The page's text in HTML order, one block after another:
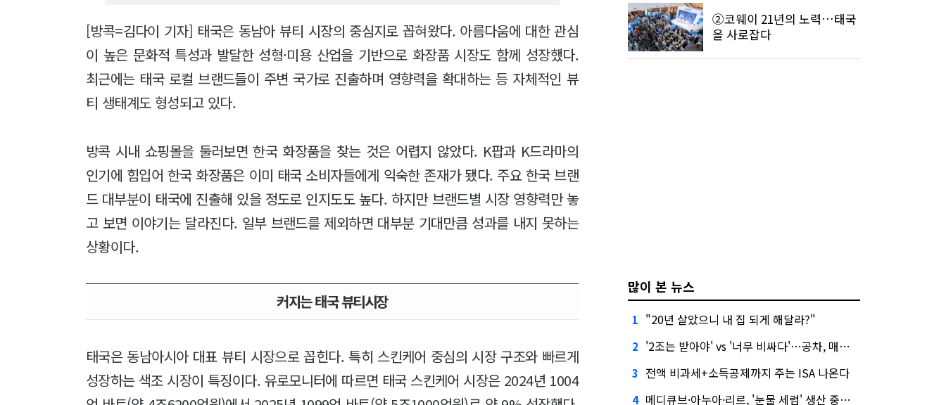
[방콕=김다이 기자] 태국은 동남아 뷰티 시장의 중심지로 꼽혀왔다. 아름다움에 대한 관심
이 높은 문화적 특성과 발달한 성형·미용 산업을 기반으로 화장품 시장도 함께 성장했다.
최근에는 태국 로컬 브랜드들이 주변 국가로 진출하며 영향력을 확대하는 등 자체적인 뷰
티 생태계도 형성되고 있다.
방콕 시내 쇼핑몰을 둘러보면 한국 화장품을 찾는 것은 어렵지 않았다. K팝과 K드라마의
인기에 힘입어 한국 화장품은 이미 태국 소비자들에게 익숙한 존재가 됐다. 주요 한국 브랜
드 대부분이 태국에 진출해 있을 정도로 인지도도 높다. 하지만 브랜드별 시장 영향력만 놓
고 보면 이야기는 달라진다. 일부 브랜드를 제외하면 대부분 기대만큼 성과를 내지 못하는
상황이다.
커지는 태국 뷰티시장
태국은 동남아시아 대표 뷰티 시장으로 꼽힌다. 특히 스킨케어 중심의 시장 구조와 빠르게
성장하는 색조 시장이 특징이다. 유로모니터에 따르면 태국 스킨케어 시장은 2024년 1004
②코웨이 21년의 노력…태국
을 사로잡다
많이 본 뉴스
1 "20년 살았으니 내 집 되게 해달라?"
2 '2조는 받아야' vs '너무 비싸다'…공차, 매각 성공할까
3 전액 비과세+소득공제까지 주는 ISA 나온다
4 메디큐브·아누아·리르, '눈물 세럼' 생산 중단한다